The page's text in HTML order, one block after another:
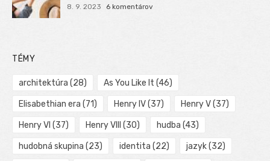
8. 9. 2023 6 komentárov
TÉMY
architektúra (28) As You Like It (46)
Elisabethian era (71) Henry IV(37) Henry V(37)
Henry VI (37) Henry VIII (30) hudba (43)
hudobná skupina (23) identita (22) jazyk(32)